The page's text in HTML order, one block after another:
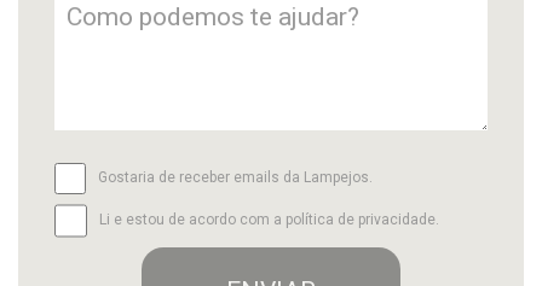
Gostaria de receber emails da Lampejos.
Li e estou de acordo com a política de privacidade.